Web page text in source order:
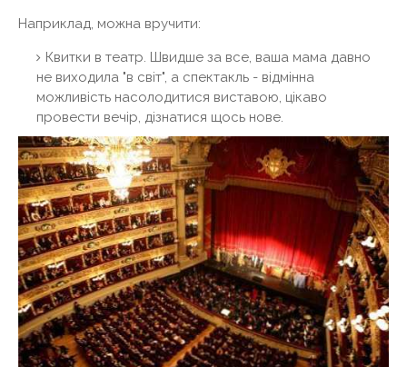
Наприклад, можна вручити:
Квитки в театр. Швидше за все, ваша мама давно
не виходила "в світ", а спектакль - відмінна
можливість насолодитися виставою, цікаво
провести вечір, дізнатися щось нове.